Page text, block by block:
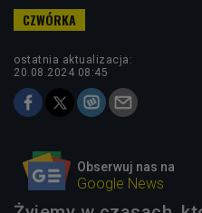
ostatnia aktualizacja:
20.08.2024 08:45
Obserwuj nas na
Google News